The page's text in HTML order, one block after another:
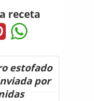
receta
estofado
por